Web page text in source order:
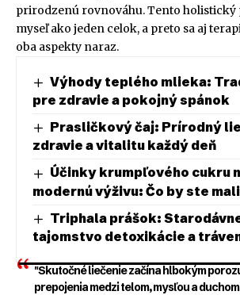
prirodzenú rovnováhu. Tento holistický
myseľ ako jeden celok, a preto sa aj
oba aspekty naraz.
Výhody teplého mlieka:
pre zdravie a pokojný spánok
Prasličkový čaj: Prírodný
zdravie a vitalitu každý deň
Účinky krumpľového cukru
modernú výživu: Čo by ste
Triphala prášok:
tajomstvo detoxikácie a
"Skutočné liečenie začína hlbokým
prepojenia medzi telom, mysľou a